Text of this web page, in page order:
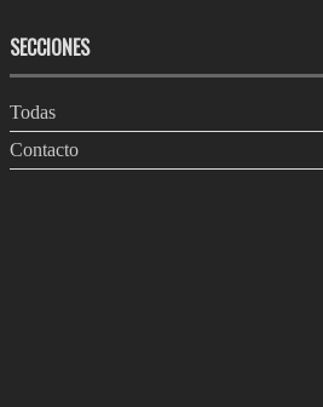
SECCIONES
Todas
Contacto